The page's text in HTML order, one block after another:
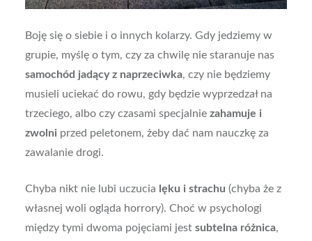
Boję się o siebie i o innych kolarzy. Gdy jedziemy w
grupie, myślę o tym, czy za chwilę nie staranuje nas
samochód jadący z naprzeciwka, czy nie będziemy
musieli uciekać do rowu, gdy będzie wyprzedzał na
trzeciego, albo czy czasami specjalnie zahamuje i
zwolni przed peletonem, żeby dać nam nauczkę za
zawalanie drogi.
Chyba nikt nie lubi uczucia lęku i strachu (chyba że z
własnej woli ogląda horrory). Choć w psychologi
między tymi dwoma pojęciami jest subtelna różnica,